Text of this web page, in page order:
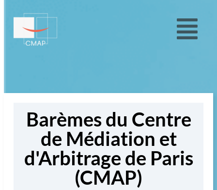
Barèmes du Centre
de Médiation et
d'Arbitrage de Paris
(CMAP)